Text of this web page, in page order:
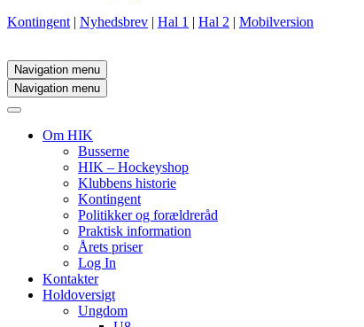
Kontingent | Nyhedsbrev | Hal 1 | Hal 2 | Mobilversion
Navigation menu
Navigation menu
Om HIK
Busserne
HIK – Hockeyshop
Klubbens historie
Kontingent
Politikker og forældreråd
Praktisk information
Årets priser
Log In
Kontakter
Holdoversigt
Ungdom